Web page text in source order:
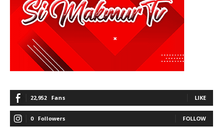
22,952 Fans LIKE
0 Followers FOLLOW